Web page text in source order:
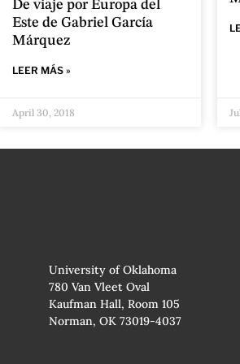
De viaje por Europa del
Este de Gabriel García
Márquez
LEER MÁS »
April 30, 2018
University of Oklahoma
780 Van Vleet Oval
Kaufman Hall, Room 105
Norman, OK 73019-4037